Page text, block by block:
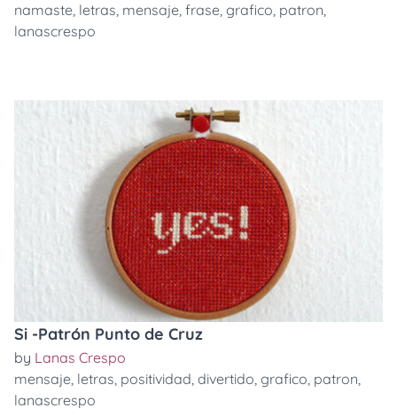
namaste, letras, mensaje, frase, grafico, patron,
lanascrespo
Si -Patrón Punto de Cruz
by Lanas Crespo
mensaje, letras, positividad, divertido, grafico, patron,
lanascrespo